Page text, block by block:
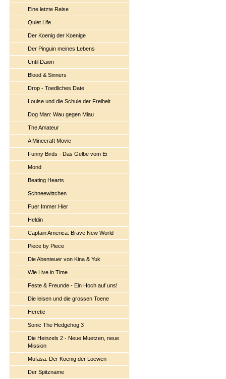
Eine letzte Reise
Quiet Life
Der Koenig der Koenige
Der Pinguin meines Lebens
Until Dawn
Blood & Sinners
Drop - Toedliches Date
Louise und die Schule der Freiheit
Dog Man: Wau gegen Miau
The Amateur
A Minecraft Movie
Funny Birds - Das Gelbe vom Ei
Mond
Beating Hearts
Schneewittchen
Fuer Immer Hier
Heldin
Captain America: Brave New World
Piece by Piece
Die Abenteuer von Kina & Yuk
Wie Live in Time
Feste & Freunde - Ein Hoch auf uns!
Die leisen und die grossen Toene
Heretic
Sonic The Hedgehog 3
Die Heinzels 2 - Neue Muetzen, neue
Mission
Mufasa: Der Koenig der Loewen
Der Spitzname